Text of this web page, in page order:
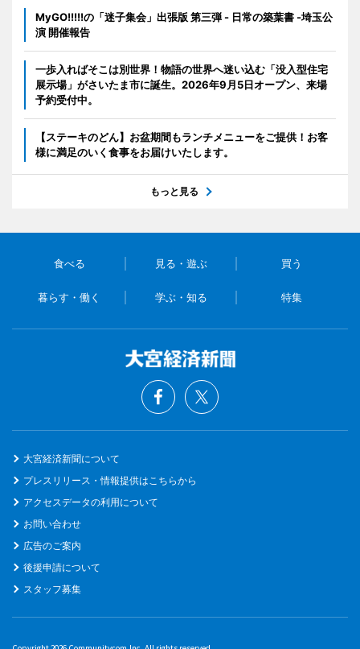
MyGO!!!!!の「迷子集会」出張版 第三弾 - 日常の築葉書 -埼玉公
演 開催報告
一歩入ればそこは別世界！物語の世界へ迷い込む「没入型住宅
展示場」がさいたま市に誕生。2026年9月5日オープン、来場
予約受付中。
【ステーキのどん】お盆期間もランチメニューをご提供！お客
様に満足のいく食事をお届けいたします。
もっと見る
食べる 見る・遊ぶ 買う
暮らす・働く 学ぶ・知る 特集
大宮経済新聞について
プレスリリース・情報提供はこちらから
アクセスデータの利用について
お問い合わせ
広告のご案内
後援申請について
スタッフ募集